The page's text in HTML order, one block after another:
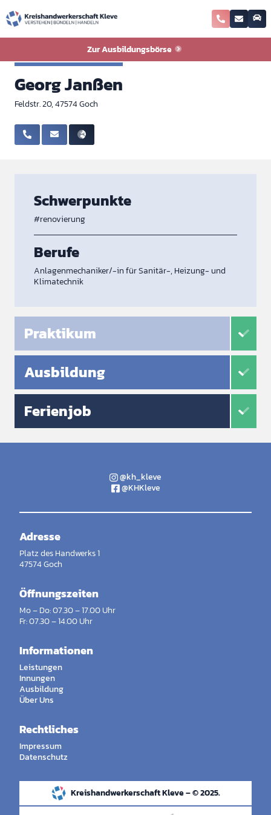
Zur Ausbildungsbörse
Zurück zur Ausbildungsbörse
Sanitär-Heizung-Klima
Georg Janßen
Feldstr. 20, 47574 Goch
Schwerpunkte
#renovierung
Berufe
Anlagenmechaniker/-in für Sanitär-, Heizung- und
Klimatechnik
Praktikum
Ausbildung
Ferienjob
@kh_kleve
@KHKleve
Adresse
Platz des Handwerks 1
47574 Goch
Öffnungszeiten
Mo – Do: 07.30 – 17.00 Uhr
Fr: 07.30 – 14.00 Uhr
Informationen
Leistungen
Innungen
Ausbildung
Über Uns
Rechtliches
Impressum
Datenschutz
Kreishandwerkerschaft Kleve – © 2025.